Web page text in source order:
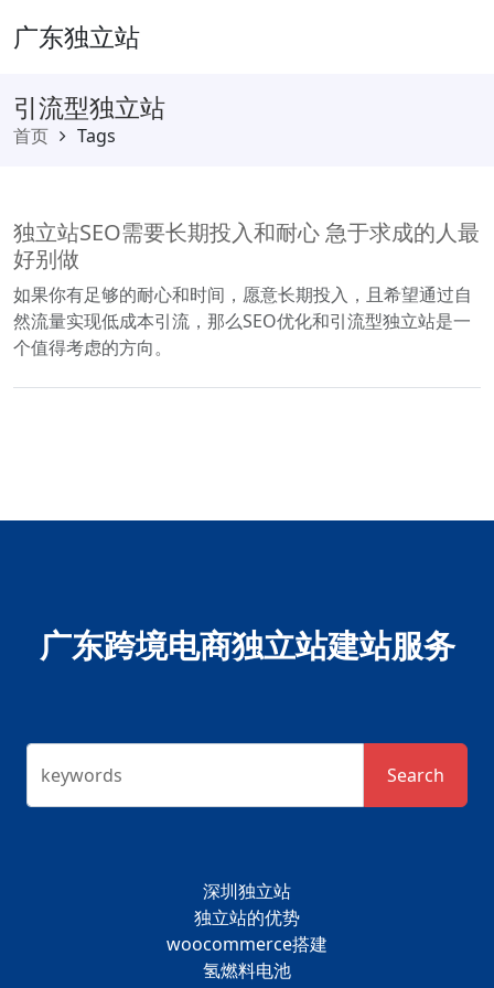
广东独立站
引流型独立站
首页 Tags
独立站SEO需要长期投入和耐心 急于求成的人最
好别做
如果你有足够的耐心和时间，愿意长期投入，且希望通过自
然流量实现低成本引流，那么SEO优化和引流型独立站是一
个值得考虑的方向。
广东跨境电商独立站建站服务
keywords Search
深圳独立站
独立站的优势
woocommerce搭建
氢燃料电池